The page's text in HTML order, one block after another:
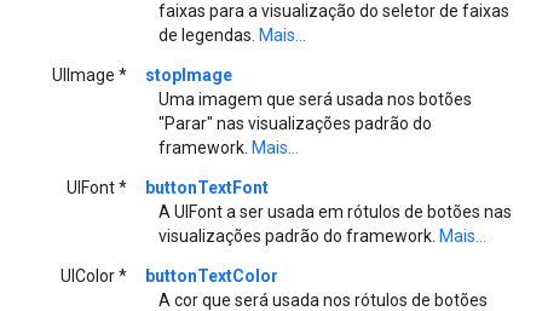
faixas para a visualização do seletor de faixas
de legendas. Mais...
UIImage *
stopImage
Uma imagem que será usada nos botões
"Parar" nas visualizações padrão do
framework. Mais...
UIFont *
buttonTextFont
A UIFont a ser usada em rótulos de botões nas
visualizações padrão do framework. Mais...
UIColor *
buttonTextColor
A cor que será usada nos rótulos de botões